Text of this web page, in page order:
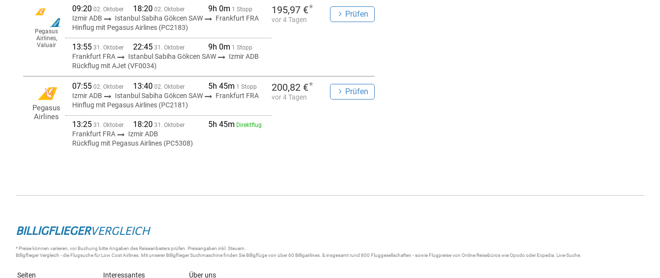
09:20 02. Oktober 18:20 02. Oktober 9h 0m 1 Stopp
Izmir ADB Istanbul Sabiha Gökcen SAW
Frankfurt FRA
Hinflug mit Pegasus Airlines (PC2183)
13:55 31. Oktober 22:45 31. Oktober 9h 0m 1 Stopp
Frankfurt FRA Istanbul Sabiha Gökcen SAW
Izmir ADB
Rückflug mit AJet (VF0034)
Pegasus
Airlines,
Valuair
195,97 €*
vor 4 Tagen
Prüfen
07:55 02. Oktober 13:40 02. Oktober 5h 45m 1 Stopp
Izmir ADB Istanbul Sabiha Gökcen SAW
Frankfurt FRA
Hinflug mit Pegasus Airlines (PC2181)
13:25 31. Oktober 18:20 31. Oktober 5h 45m Direktflug
Frankfurt FRA
Izmir ADB
Rückflug mit Pegasus Airlines (PC5308)
Pegasus
Airlines
200,82 €*
vor 4 Tagen
Prüfen
BILLIGFLIEGERVERGLEICH
* Preise können variieren, vor Buchung bitte Angaben des Reiseanbieters prüfen. Preisangaben inkl. Steuern.
BilligfliegerVergleich - die Flugsuchefür Low Cost Airlines. Mit unsererBilligflieger Suchmaschinefinden Sie Billigflügevon über 60 Billigairlines . & insgesamt rund 800 Fluggesellschaften - sowie Flugpreise von Online Reisebüros wie Opodo oder Expedia. Live-Suche
Seiten Interessantes Über uns